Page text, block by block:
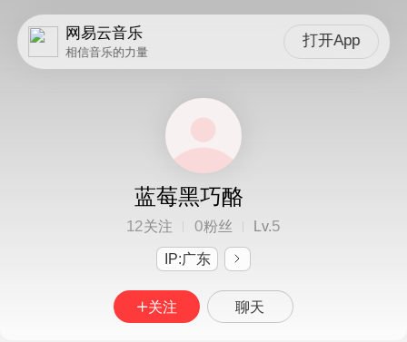
网易云音乐
相信音乐的力量
打开App
蓝莓黑巧酪
12关注 0粉丝 Lv.5
IP:广东
关注 聊天